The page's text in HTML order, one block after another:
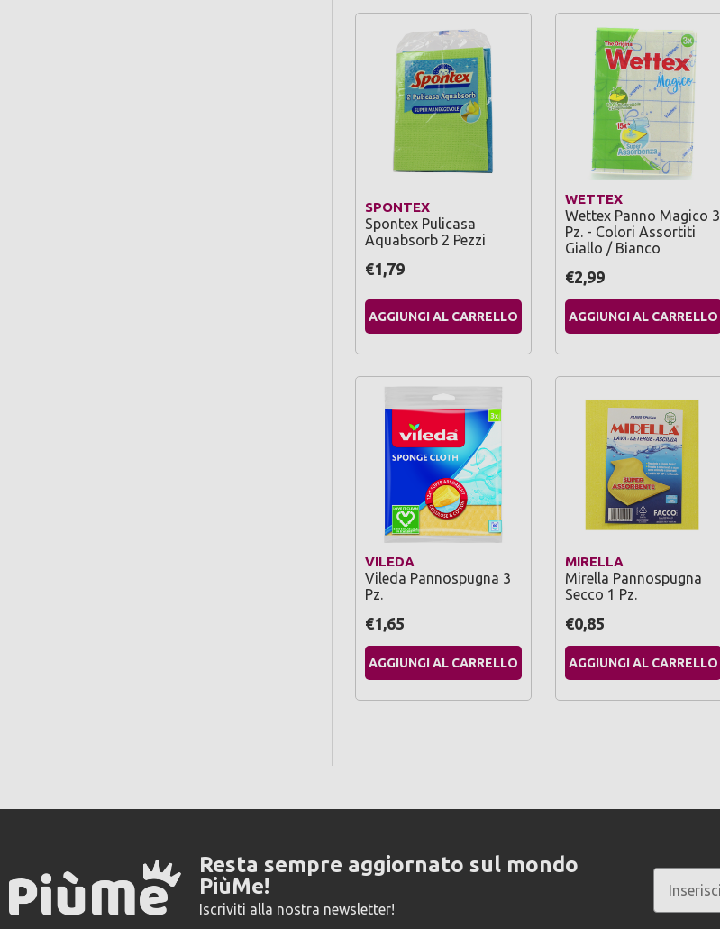
SPONTEX
Spontex Pulicasa
Aquabsorb 2 Pezzi
€1,79
AGGIUNGI AL CARRELLO
WETTEX
Wettex Panno Magico 3
Pz. - Colori Assortiti
Giallo / Bianco
€2,99
AGGIUNGI AL CARRELLO
VILEDA
Vileda Pannospugna 3
Pz.
€1,65
AGGIUNGI AL CARRELLO
MIRELLA
Mirella Pannospugna
Secco 1 Pz.
€0,85
AGGIUNGI AL CARRELLO
Resta sempre aggiornato sul mondo
PiùMe!
Iscriviti alla nostra newsletter!